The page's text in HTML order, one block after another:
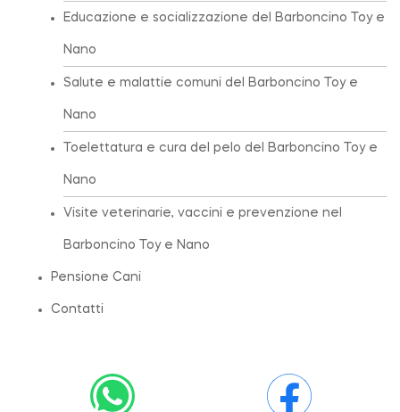
Educazione e socializzazione del Barboncino Toy e
Nano
Salute e malattie comuni del Barboncino Toy e
Nano
Toelettatura e cura del pelo del Barboncino Toy e
Nano
Visite veterinarie, vaccini e prevenzione nel
Barboncino Toy e Nano
Pensione Cani
Contatti